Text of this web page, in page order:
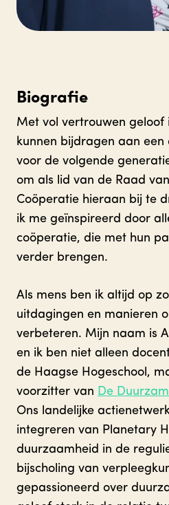
Biografie
Met vol vertrouwen geloof
kunnen bijdragen aan
voor de volgende
om als lid van de Raad
Coöperatie hieraan bij te
ik me geïnspireerd door
coöperatie, die met hun
verder brengen.
Als mens ben ik altijd op
uitdagingen en manieren
verbeteren. Mijn naam is
en ik ben niet alleen
de Haagse Hogeschool,
voorzitter van De
Ons landelijke
integreren van Planetary
duurzaamheid in de
bijscholing van
gepassioneerd over